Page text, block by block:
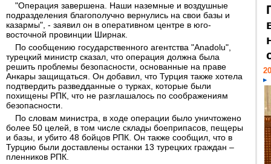
"Операция завершена. Наши наземные и воздушные
подразделения благополучно вернулись на свои базы и
казармы", - заявил он в оперативном центре в юго-
восточной провинции Ширнак.
По сообщению государственного агентства "Anadolu",
турецкий министр сказал, что операция должна была
решить проблемы безопасности, основанные на праве
Анкары защищаться. Он добавил, что Турция также хотела
подтвердить разведданные о турках, которые были
похищены РПК, что не разглашалось по соображениям
безопасности.
По словам министра, в ходе операции было уничтожено
более 50 целей, в том числе склады боеприпасов, пещеры
и базы, и убито 48 бойцов РПК. Он также сообщил, что в
Турцию были доставлены останки 13 турецких граждан –
пленников РПК.